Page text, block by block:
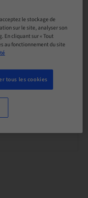
le stockage de
sur le site, analyser son
cliquant sur « Tout
au fonctionnement du site
tous les cookies